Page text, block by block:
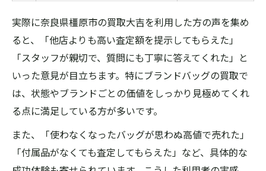
実際に奈良県橿原市の買取大吉を利用した方の声を集め
ると、「他店よりも高い査定額を提示してもらえた」
「スタッフが親切で、質問にも丁寧に答えてくれた」と
いった意見が目立ちます。特にブランドバッグの買取で
は、状態やブランドごとの価値をしっかり見極めてくれ
る点に満足している方が多いです。
また、「使わなくなったバッグが思わぬ高値で売れた」
「付属品がなくても査定してもらえた」など、具体的な